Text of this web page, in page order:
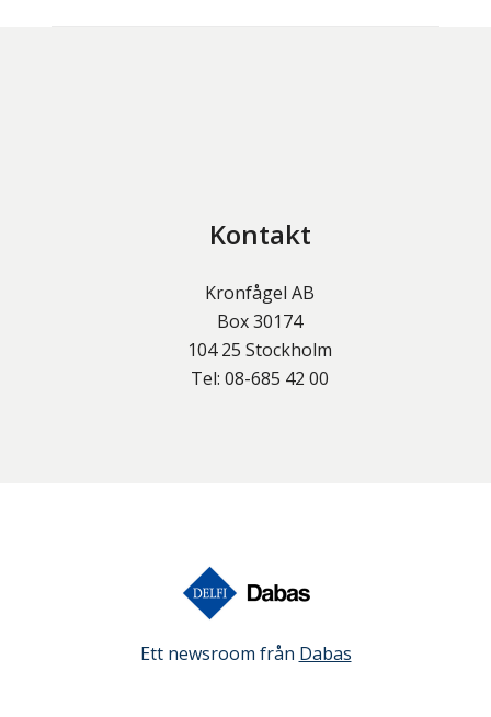
Kontakt
Kronfågel AB
Box 30174
104 25 Stockholm
Tel:08-685 42 00
Ett newsroom från Dabas